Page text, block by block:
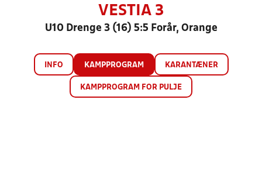
VESTIA 3
U10 Drenge 3 (16) 5:5 Forår, Orange
INFO KAMPPROGRAM KARANTÆNER
KAMPPROGRAM FOR PULJE